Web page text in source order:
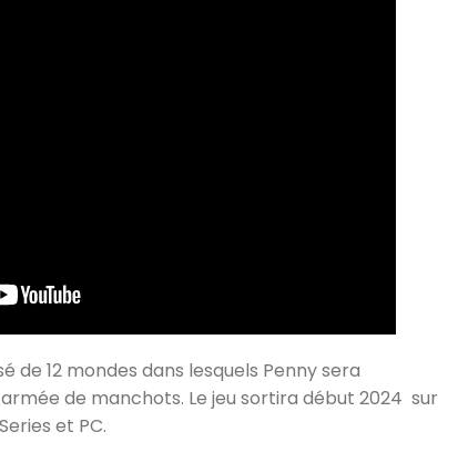
de 12 mondes dans lesquels Penny sera
de manchots. Le jeu sortira début 2024 sur
et PC.